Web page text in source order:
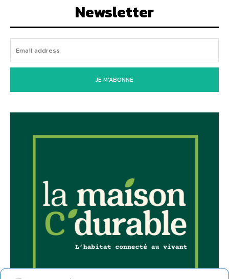
Newsletter
JE M'ABONNE